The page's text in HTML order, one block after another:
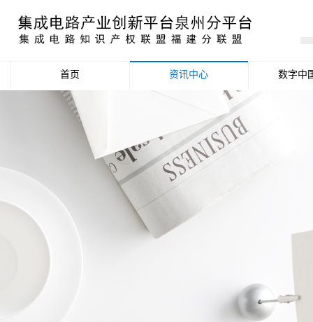
首页 资讯中心
政策信息
活动公告
数据统计分析
数字中